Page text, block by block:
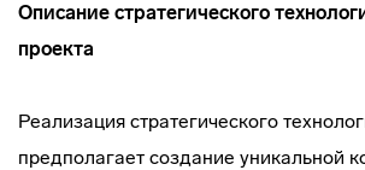
Описание стратегического
проекта
Реализация стратегического
предполагает создание уникальной